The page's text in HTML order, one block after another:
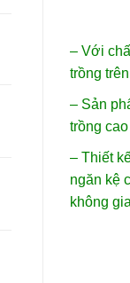
– Với
trồng
– Sản
trồng
– Thiết
ngăn kệ
không